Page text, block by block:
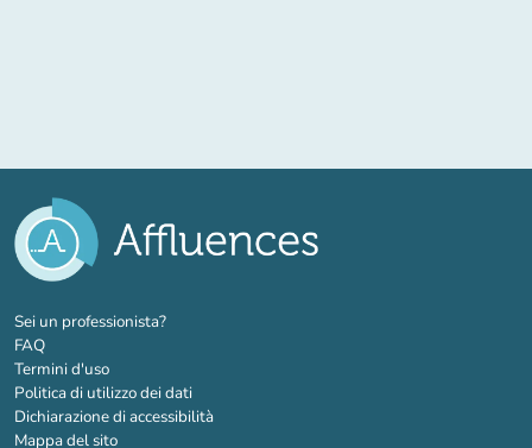
Sei un professionista?(nuova scheda)
FAQ
Termini d'uso
Politica di utilizzo dei dati
Dichiarazione di accessibilità
Mappa del sito